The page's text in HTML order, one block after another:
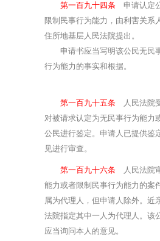
第一百九十四条 申请认定
限制民事行为能力，由利害关系
住所地基层人民法院提出。
申请书应当写明该公民无民
行为能力的事实和根据。
第一百九十五条
人民法院
对被请求认定为无民事行为能力
公民进行鉴定。申请人已提供鉴
见进行审查。
第一百九十六条
人民法院
能力或者限制民事行为能力的案
属为代理人，但申请人除外。近
法院指定其中一人为代理人。该
应当询问本人的意见。